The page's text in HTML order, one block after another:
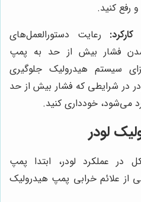
رفع کنید.
رعایت دستورالعمل‌های
شدن فشار بیش از حد به پمپ
سیستم هیدرولیک جلوگیری
در شرایطی که فشار بیش از حد
می‌شود، خودداری کنید.
لودر
در عملکرد لودر، ابتدا پمپ
از علائم خرابی پمپ هیدرولیک